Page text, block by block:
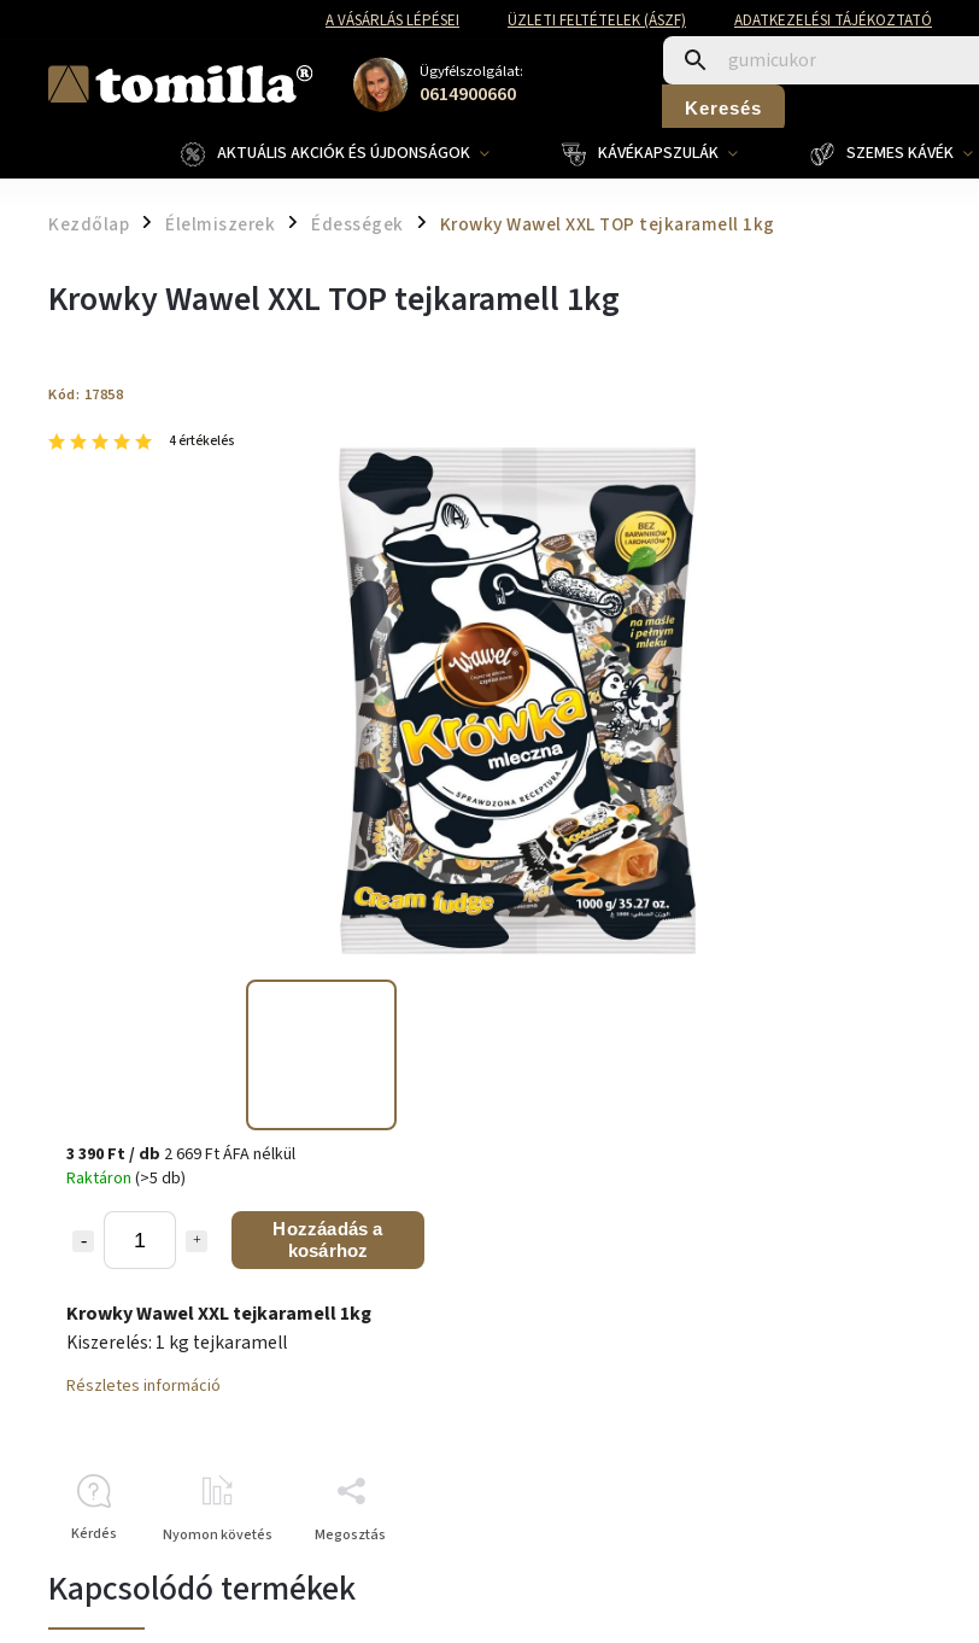
A VÁSÁRLÁS LÉPÉSEI ÜZLETI FELTÉTELEK (ÁSZF) ADATKEZELÉSI TÁJÉKOZTATÓ
Ügyfélszolgálat:
0614900660 Keresés
AKTUÁLIS AKCIÓK ÉS ÚJDONSÁGOK KÁVÉKAPSZULÁK SZEMES KÁVÉK
Kezdőlap / Élelmiszerek / Édességek / Krowky Wawel XXL TOP tejkaramell 1kg
Krowky Wawel XXL TOP tejkaramell 1kg
Kód: 17858
4 értékelés
3 390 Ft/ db 2 669 Ft ÁFA nélkül
Raktáron (>5 db)
Hozzáadás a
kosárhoz
Krowky Wawel XXL tejkaramell 1kg
Kiszerelés: 1 kg tejkaramell
Részletes információ
Kérdés Nyomon követés Megosztás
Kapcsolódó termékek